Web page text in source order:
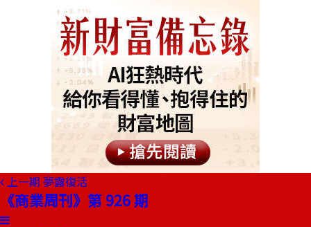
上一期 夢露復活
《商業周刊》第 926 期